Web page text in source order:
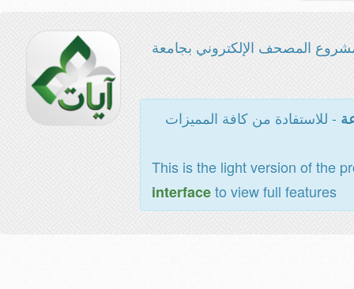
المصحف الإلكتروني بجامعة
- للاستفادة من كافة المميزات
This is the light version of the
interfaceto view full features